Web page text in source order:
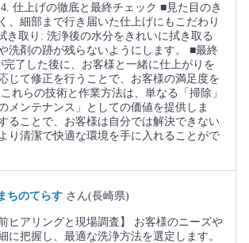
仕上げの徹底と最終チェック ■見た目のき
、細部まで行き届いた仕上げにもこだわり
き取り: 洗浄後の水分をきれいに拭き取る
洗剤の跡が残らないようにします。 ■最終
了した後に、お客様と一緒に仕上がりを
じて修正を行うことで、お客様の満足度を
れらの技術と作業方法は、単なる「掃除」
メンテナンス」としての価値を提供しま
ることで、お客様は自分では解決できない
り清潔で快適な環境を手に入れることがで
ちのてらす さん(長崎県)
ヒアリングと現場調査】 お客様のニーズや
に把握し、最適な洗浄方法を選定します。